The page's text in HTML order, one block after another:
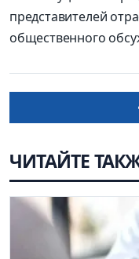
представителей
общественного
ЧИТАЙТЕ